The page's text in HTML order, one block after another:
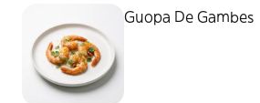
Guopa De Gambes